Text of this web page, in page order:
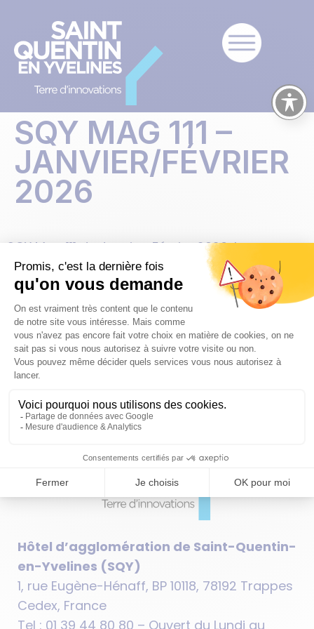
SQY MAG 111 –
JANVIER/FÉVRIER
2026
SQY Mag 111 de Janvier-Février 2026, lemagazine
de Saint-Quentin-en-Yvelines
PUBLICATIONSPRESSEL'AGGLO RECRUTE
CARTOTHÈQUEOPENDATAPLAN DU SITEFAQ
SUIVEZ-NOUS
Hôtel d’agglomération de Saint-Quentin-
en-Yvelines (SQY)
1, rue Eugène-Hénaff, BP 10118, 78192 Trappes
Cedex, France
Tel : 01 39 44 80 80 – Ouvert du Lundi au